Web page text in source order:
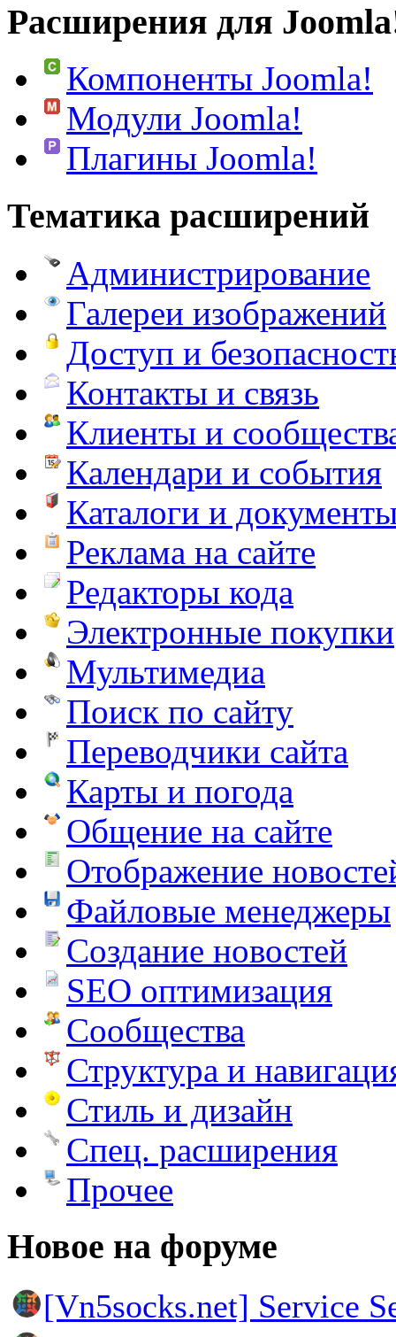
Расширения для
Компоненты Joomla!
Модули Joomla!
Плагины Joomla!
Тематика расширений
Администрирование
Галереи изображений
Доступ и
Контакты и связь
Клиенты и
Календари и события
Каталоги и
Реклама на сайте
Редакторы кода
Электронные покупки
Мультимедиа
Поиск по сайту
Переводчики сайта
Карты и погода
Общение на сайте
Отображение
Файловые менеджеры
Создание новостей
SEO оптимизация
Сообщества
Структура и
Стиль и дизайн
Спец. расширения
Прочее
Новое на форуме
[Vn5socks.net] Service